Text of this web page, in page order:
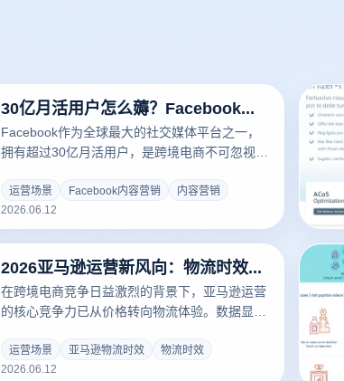
30亿月活用户怎么薅？Facebook内容营销引流实战
Facebook作为全球最大的社交媒体平台之一，
拥有超过30亿月活用户，是跨境电商不可忽视的
销，高质量的内容不仅能带来免费流量，还能建
立品牌认知和用户信任。
运营场景 Facebook内容营销
内容营销
2026.06.12
2026亚马逊运营新风向：物流时效竟比价格更重要
在跨境电商竞争日益激烈的背景下，亚马逊运营
的核心竞争力已从价格转向物流体验。数据显
次于产品评价。
运营场景 亚马逊物流时效
物流时效
2026.06.12